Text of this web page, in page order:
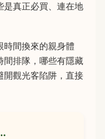
真正必買、連在地
時間換來的親身體
間排隊，哪些有隱藏
開觀光客陷阱，直接